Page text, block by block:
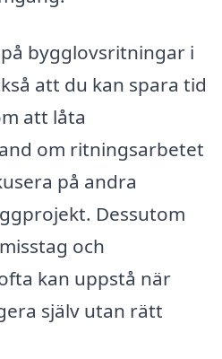
bygglovsritningar i
att du kan spara tid
att låta
om ritningsarbetet
på andra
Dessutom
och
kan uppstå när
själv utan rätt